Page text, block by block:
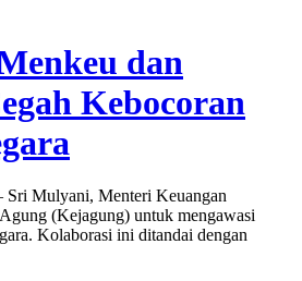
dan
Kebocoran
Mulyani, Menteri Keuangan
(Kejagung) untuk mengawasi
Kolaborasi ini ditandai dengan